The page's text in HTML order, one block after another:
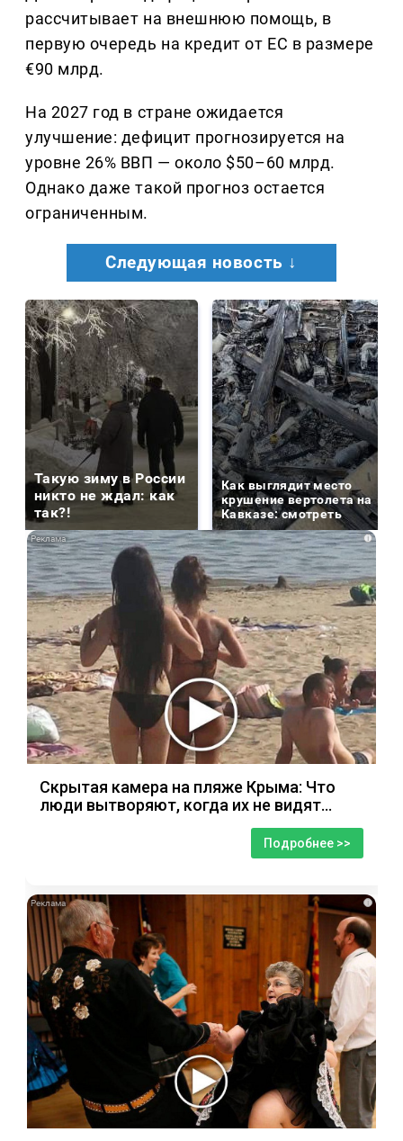
рассчитывает на внешнюю помощь, в
первую очередь на кредит от ЕС в размере
€90 млрд.
На 2027 год в стране ожидается
улучшение: дефицит прогнозируется на
уровне 26% ВВП — около $50–60 млрд.
Однако даже такой прогноз остается
ограниченным.
Следующая новость ↓
Такую зиму в России
никто не ждал: как
так?!
Как выглядит место
крушение вертолета на
Кавказе: смотреть
i
Скрытая камера на пляже Крыма: Что
люди вытворяют, когда их не видят...
Подробнее >>
i